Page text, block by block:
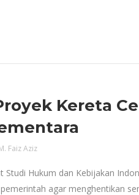
Kereta
Faiz Aziz
Studi Hukum dan Kebijakan
agar menghentikan